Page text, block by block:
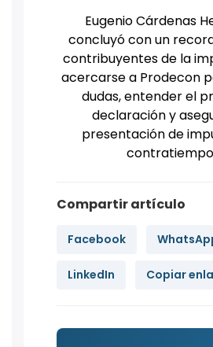
Eugenio Cárdenas
concluyó con un
contribuyentes de la
acercarse a Prodecon
dudas, entender el
declaración y
presentación de
Compartir artículo
Facebook
LinkedIn Copiar